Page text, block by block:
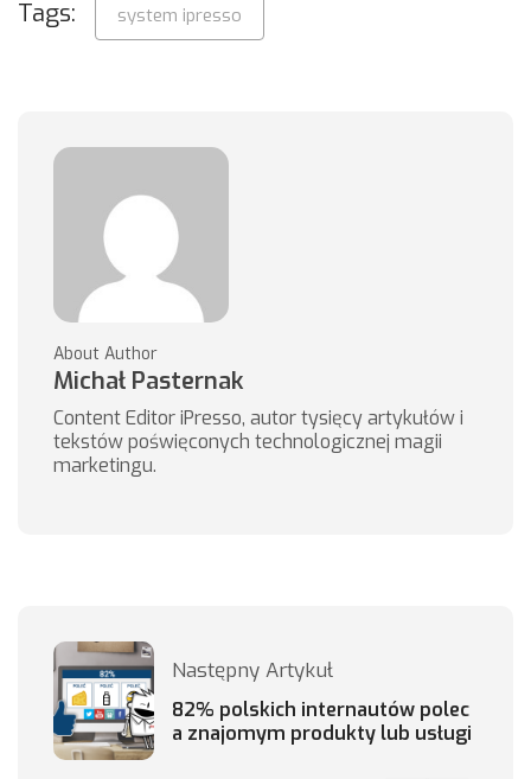
Tags: system ipresso
About Author
Michał Pasternak
Content Editor iPresso, autor tysięcy artykułów i
tekstów poświęconych technologicznej magii
marketingu.
Następny Artykuł
82% polskich internautów polec
a znajomym produkty lub usługi